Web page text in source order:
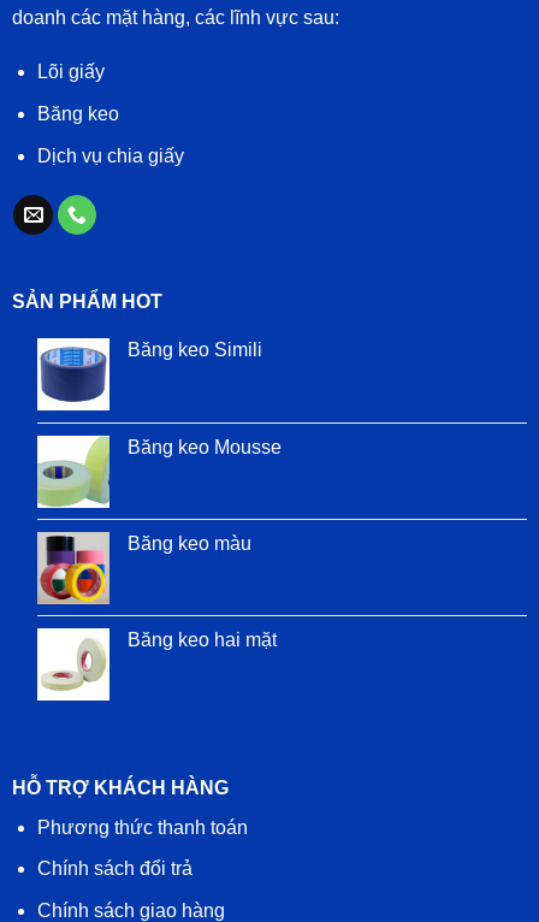
doanh các mặt hàng, các lĩnh vực sau:
Lõi giấy
Băng keo
Dịch vụ chia giấy
SẢN PHẨM HOT
Băng keo Simili
Băng keo Mousse
Băng keo màu
Băng keo hai mặt
HỖ TRỢ KHÁCH HÀNG
Phương thức thanh toán
Chính sách đổi trả
Chính sách giao hàng